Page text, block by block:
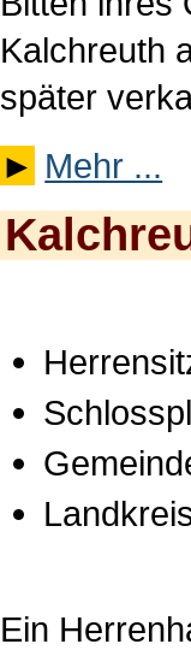
Kalchreuth
später
► Mehr ...
Ein